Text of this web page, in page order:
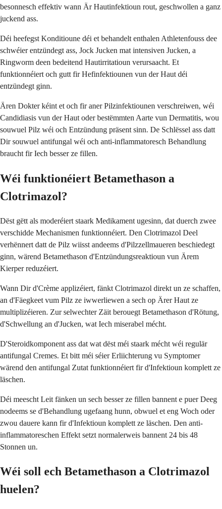
besonnesch effektiv wann Är Hautinfektioun rout, geschwollen a ganz
juckend ass.
Déi heefegst Konditioune déi et behandelt enthalen Athletenfouss dee
schwéier entzündegt ass, Jock Jucken mat intensiven Jucken, a
Ringworm deen bedeitend Hautirritatioun verursaacht. Et
funktionnéiert och gutt fir Hefinfektiounen vun der Haut déi
entzündegt ginn.
Ären Dokter kéint et och fir aner Pilzinfektiounen verschreiwen, wéi
Candidiasis vun der Haut oder bestëmmten Aarte vun Dermatitis, wou
souwuel Pilz wéi och Entzündung präsent sinn. De Schlëssel ass datt
Dir souwuel antifungal wéi och anti-inflammatoresch Behandlung
braucht fir Iech besser ze fillen.
Wéi funktionéiert Betamethason a
Clotrimazol?
Dëst gëtt als moderéiert staark Medikament ugesinn, dat duerch zwee
verschidde Mechanismen funktionnéiert. Den Clotrimazol Deel
verhënnert datt de Pilz wiisst andeems d'Pilzzellmaueren beschiedegt
ginn, wärend Betamethason d'Entzündungsreaktioun vun Ärem
Kierper reduzéiert.
Wann Dir d'Crème applizéiert, fänkt Clotrimazol direkt un ze schaffen,
an d'Fäegkeet vum Pilz ze iwwerliewen a sech op Ärer Haut ze
multiplizéieren. Zur selwechter Zäit berouegt Betamethason d'Rötung,
d'Schwellung an d'Jucken, wat Iech miserabel mécht.
D'Steroidkomponent ass dat wat dëst méi staark mécht wéi regulär
antifungal Cremes. Et bitt méi séier Erliichterung vu Symptomer
wärend den antifungal Zutat funktionnéiert fir d'Infektioun komplett ze
läschen.
Déi meescht Leit fänken un sech besser ze fillen bannent e puer Deeg
nodeems se d'Behandlung ugefaang hunn, obwuel et eng Woch oder
zwou dauere kann fir d'Infektioun komplett ze läschen. Den anti-
inflammatoreschen Effekt setzt normalerweis bannent 24 bis 48
Stonnen un.
Wéi soll ech Betamethason a Clotrimazol
huelen?